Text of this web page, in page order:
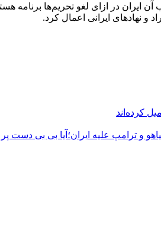
که به موجب آن ایران در ازای لغو
و نهادهای ایرانی اعمال کرد.
کرده‌اند
و ترامپ علیه ایران؛آیا بی بی دست